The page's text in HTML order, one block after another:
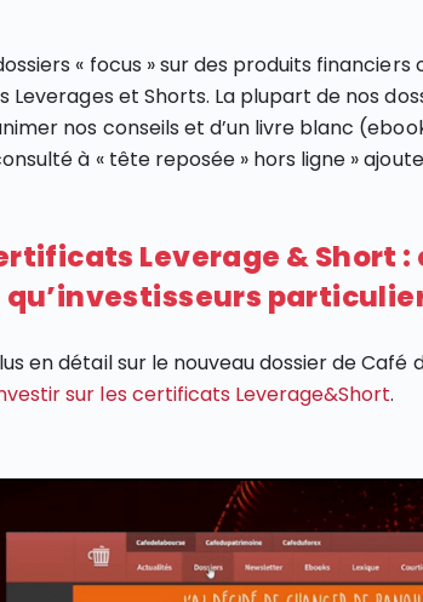
« focus » sur des produits
Leverages et Shorts. La plupart de nos
nos conseils et d’un livre blanc
à « tête reposée » hors ligne »
Leverage & Short
en détail sur le nouveau dossier de Café
sur les certificats Leverage&Short.